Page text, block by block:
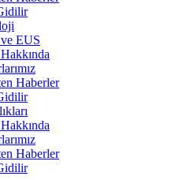
EUS
Haberler
Haberler